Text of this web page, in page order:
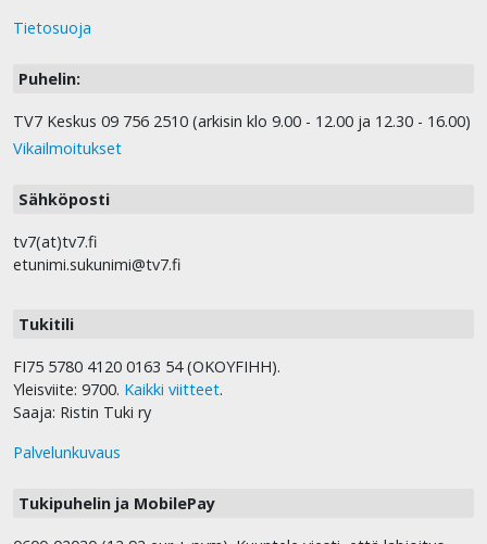
Tietosuoja
Puhelin:
TV7 Keskus 09 756 2510 (arkisin klo 9.00 - 12.00 ja 12.30 - 16.00)
Vikailmoitukset
Sähköposti
tv7(at)tv7.fi
etunimi.sukunimi@tv7.fi
Tukitili
FI75 5780 4120 0163 54 (OKOYFIHH).
Yleisviite: 9700. Kaikki viitteet.
Saaja: Ristin Tuki ry
Palvelunkuvaus
Tukipuhelin ja MobilePay